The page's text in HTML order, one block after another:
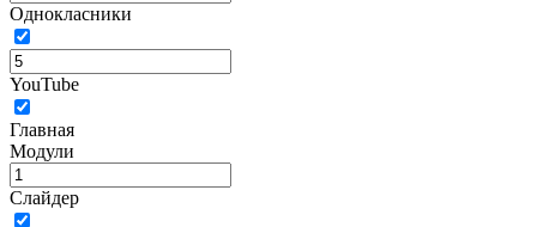
Однокласники
YouTube
Главная
Модули
Слайдер